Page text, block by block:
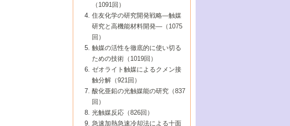
8号 若手研究者による触媒研究の未来展望
2：大学・研究所編
8号 イオン液体の応用
8号 多機能型リアクター
8号 超臨界流体を用いた化学プロセスの新
6号 第94回触媒討論会
7号 サブナノレベルでみた新しい表面現象
8号 オレフィン重合触媒の新たな展
5号 基礎化学品製造の触媒技術
6号 第92回触媒討論会
7号 基礎化学品製造の触媒技術
8号 資源の循環と触媒技術
4号 ナノ材料の調製と機能化
5号 こんな触媒が欲しい
6号 第90回触媒討論会
7号 触媒研究と学術雑誌/情報
8号 若い世代からみた触媒化学の現状と未
3号 生体触媒とバイオプロセス
4号 水素製造・利用の触媒化学
5号 触媒研究における新しい切り口：コン
ビナトリアルケミストリー
6号 第88回触媒討論会特集号
7号 企業における触媒研究のブレークスル
8号 この材料を触媒として使ってみません
2号 第85回触媒討論会
3号 反応ダイナミクス
5号 触媒のおもしろさをどのように伝える
6号 第86回触媒討論会
7号 水素化精製触媒の新しい展開
8号 新しい反応性と機能性を目指した金属
クラスタ-化学
1号 孔、穴、あな?-特異な空間とその利用-
2号 第83回触媒討論会
3号 均一系触媒反応最前線
4号 実用炭素材料の新展開
5号 研究の方法論を考える
7号 機能性金属材料と触媒
8号 触媒研究へのNMRの応用と展望
▼40巻（1998年）
進展と21世紀への提言/創立40周年記念・触
媒学会この10年の歩みとこれから/創立40周
2号 第81回触媒討論会
3号 計算機触媒化学へのさそい
4号 触媒劣化の制御と予測
5号 最新の実用プロセスと触媒
6号 第82回触媒討論会
1号 均一系と不均一系触媒反応-その特徴と
接点
2号 第79回触媒討論会
3号 最新NO除去触媒の実用化研究
4号 新しい反応場を目指した触媒調製
5号 反応・分離技術の新しい展開
6号 第80回触媒討論会
▼38巻（1996年）
1号 触媒の構造と触媒作用/C1化学を中心と
する21世紀への触媒
3号 オリンピックメダル:金・銀・銅はどん
な触媒作用を示すか
4号 触媒作用における機能の複合化
▼37巻（1995年）
1号 ファインケミカルズと固体触媒
2号 第75回触媒討論会
3号 希土類を利用した触媒
4号 触媒とリサイクル
5号 エネルギー変換触媒
▼36巻（1994年）
1号 電気化学と触媒
2号 第73回触媒討論会
3号 C4化学の展開
4号 《通常号》
▼35巻（1993年）
1号 工業触媒開発マニュアル―探索から工
業化まで
2号 第71回触媒討論会
▼34巻（1992年）
1号 インパクトを与えたこの研究
2号 第69回触媒討論会
▼33巻（1991年）
1号 触媒プロセス開発マニュアル―探索か
▼32巻（1990年）
（1091回）
住友化学の研究開発戦略―触媒
研究と高機能材料開発―（1075
回）
触媒の活性を徹底的に使い切る
ための技術（1019回）
ゼオライト触媒によるクメン接
触分解（921回）
酸化亜鉛の光触媒能の研究（837
回）
光触媒反応（826回）
急速加熱急速冷却法による十面